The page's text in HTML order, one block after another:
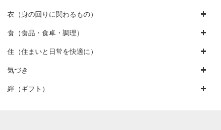
衣（身の回りに関わるもの）
食（食品・食卓・調理）
住（住まいと日常を快適に）
気づき
絆（ギフト）